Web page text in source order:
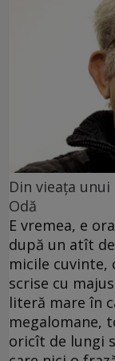
Din vieaţa
Odă
E vremea, e
după un atît
micile cuvinte,
scrise cu
literă mare în
megalomane,
oricît de lungi